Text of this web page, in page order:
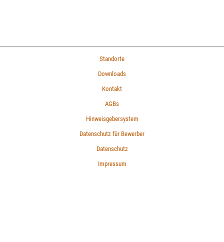
Standorte
Downloads
Kontakt
AGBs
Hinweisgebersystem
Datenschutz für Bewerber
Datenschutz
Impressum